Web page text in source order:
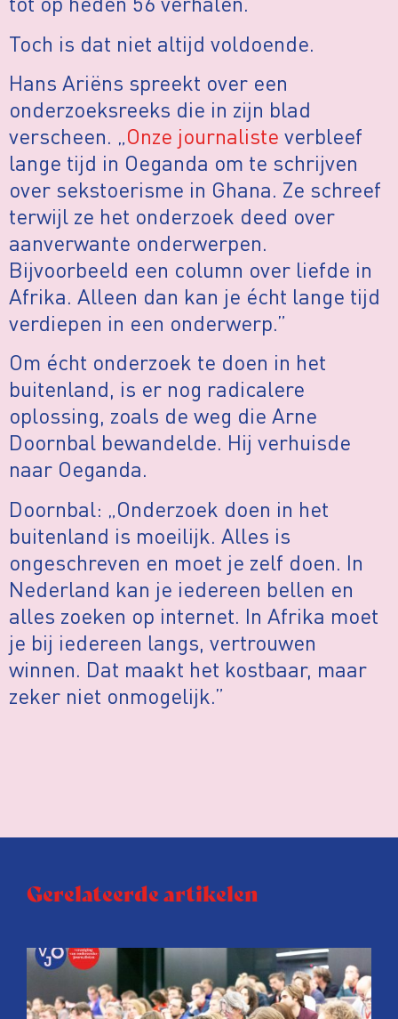
Toch is dat niet altijd voldoende.
Hans Ariëns spreekt over een
onderzoeksreeks die in zijn blad
verscheen. „Onze journaliste verbleef
lange tijd in Oeganda om te schrijven
over sekstoerisme in Ghana. Ze schreef
terwijl ze het onderzoek deed over
aanverwante onderwerpen.
Bijvoorbeeld een column over liefde in
Afrika. Alleen dan kan je écht lange tijd
verdiepen in een onderwerp.”
Om écht onderzoek te doen in het
buitenland, is er nog radicalere
oplossing, zoals de weg die Arne
Doornbal bewandelde. Hij verhuisde
naar Oeganda.
Doornbal: „Onderzoek doen in het
buitenland is moeilijk. Alles is
ongeschreven en moet je zelf doen. In
Nederland kan je iedereen bellen en
alles zoeken op internet. In Afrika moet
je bij iedereen langs, vertrouwen
winnen. Dat maakt het kostbaar, maar
zeker niet onmogelijk.”
Gerelateerde artikelen